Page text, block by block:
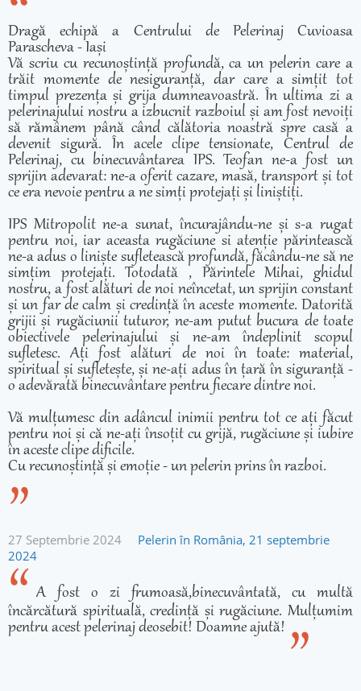
Dragă echipă a Centrului de Pelerinaj Cuvioasa
Parascheva - Iași
Vă scriu cu recunoștință profundă, ca un pelerin care a
trăit momente de nesiguranță, dar care a simțit tot
timpul prezența și grija dumneavoastră. În ultima zi a
pelerinajului nostru a izbucnit razboiul și am fost nevoiți
să rămânem până când călătoria noastră spre casă a
devenit sigură. În acele clipe tensionate, Centrul de
Pelerinaj, cu binecuvântarea IPS. Teofan ne-a fost un
sprijin adevarat: ne-a oferit cazare, masă, transport și tot
ce era nevoie pentru a ne simți protejați și liniștiți.
IPS Mitropolit ne-a sunat, încurajându-ne și s-a rugat
pentru noi, iar aceasta rugăciune si atenție părintească
ne-a adus o liniște sufletească profundă, făcându-ne să ne
simțim protejați. Totodată , Părintele Mihai, ghidul
nostru, a fost alături de noi neîncetat, un sprijin constant
și un far de calm și credință în aceste momente. Datorită
grijii și rugăciunii tuturor, ne-am putut bucura de toate
obiectivele pelerinajului și ne-am îndeplinit scopul
sufletesc. Ați fost alături de noi în toate: material,
spiritual și sufletește, și ne-ați adus în țară în siguranță -
o adevărată binecuvântare pentru fiecare dintre noi.
Vă mulțumesc din adâncul inimii pentru tot ce ați făcut
pentru noi și că ne-ați însoțit cu grijă, rugăciune și iubire
în aceste clipe dificile.
Cu recunoștință și emoție - un pelerin prins în razboi.
27 Septembrie 2024
Pelerin în România, 21 septembrie
2024
A fost o zi frumoasă,binecuvântată, cu multă
încărcătură spirituală, credință și rugăciune. Mulțumim
pentru acest pelerinaj deosebit! Doamne ajută!